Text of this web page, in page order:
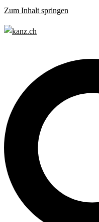
Zum Inhalt springen